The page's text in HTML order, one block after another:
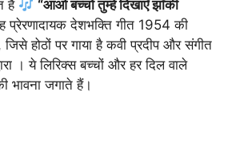
है
“आओ बच्चों तुम्हें दिखाएँ झाँकी
देशभक्ति गीत 1954 की
होठों पर गाया है कवी प्रदीप और संगीत
। ये लिरिक्स बच्चों और हर दिल वाले
भावना जगाते हैं।